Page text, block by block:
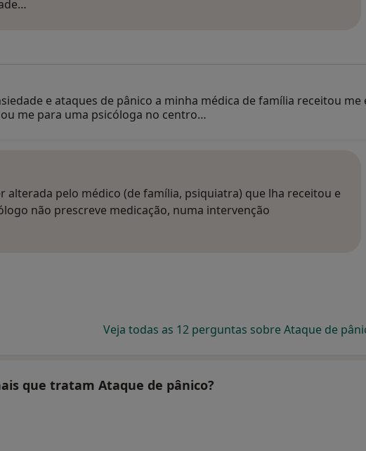
e ataques de pânico a minha médica de família receitou
me para uma psicóloga no centro…
alterada pelo médico (de família, psiquiatra) que lha receitou e
não prescreve medicação, numa intervenção
Veja todas as 12 perguntas sobre Ataque de
que tratam Ataque de pânico?